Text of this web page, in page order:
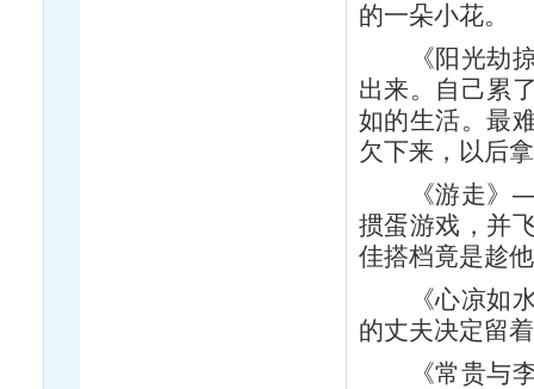
的一朵小花。
《阳光劫掠
出来。自己累
如的生活。最
欠下来，以后
《游走》——
掼蛋游戏，并
佳搭档竟是趁
《心凉如水
的丈夫决定留
《常贵与李